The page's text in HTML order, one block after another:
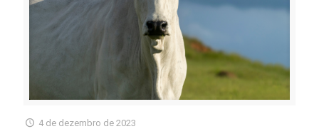
4 de dezembro de 2023